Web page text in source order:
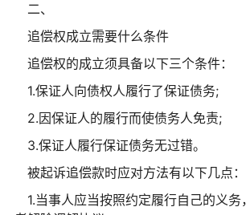
二、
追偿权成立需要什么条件
追偿权的成立须具备以下三个条件：
1.保证人向债权人履行了保证债务;
2.因保证人的履行而使债务人免责;
3.保证人履行保证债务无过错。
被起诉追偿款时应对方法有以下几点：
1.当事人应当按照约定履行自己的义务